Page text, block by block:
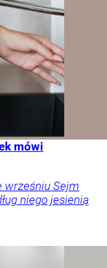
mówi
wrześniu Sejm
niego jesienią